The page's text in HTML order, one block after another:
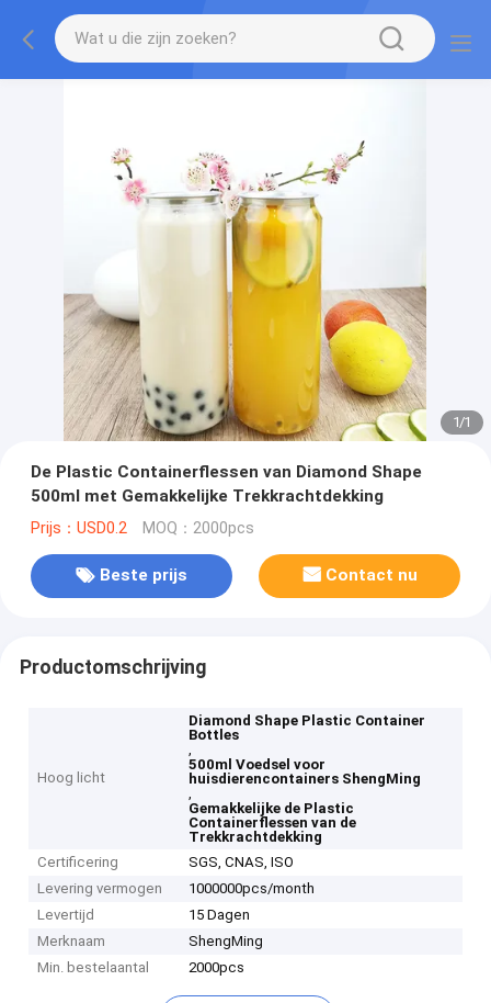
1/1
De Plastic Containerflessen van Diamond Shape
500ml met Gemakkelijke Trekkrachtdekking
Prijs：USD0.2 MOQ：2000pcs
Beste prijs Contact nu
Productomschrijving
Hoog licht
Diamond Shape Plastic Container
Bottles
,
500ml Voedsel voor
huisdierencontainers ShengMing
,
Gemakkelijke de Plastic
Containerflessen van de
Trekkrachtdekking
Certificering
SGS, CNAS, ISO
Levering vermogen
1000000pcs/month
Levertijd
15 Dagen
Merknaam
ShengMing
Min. bestelaantal
2000pcs